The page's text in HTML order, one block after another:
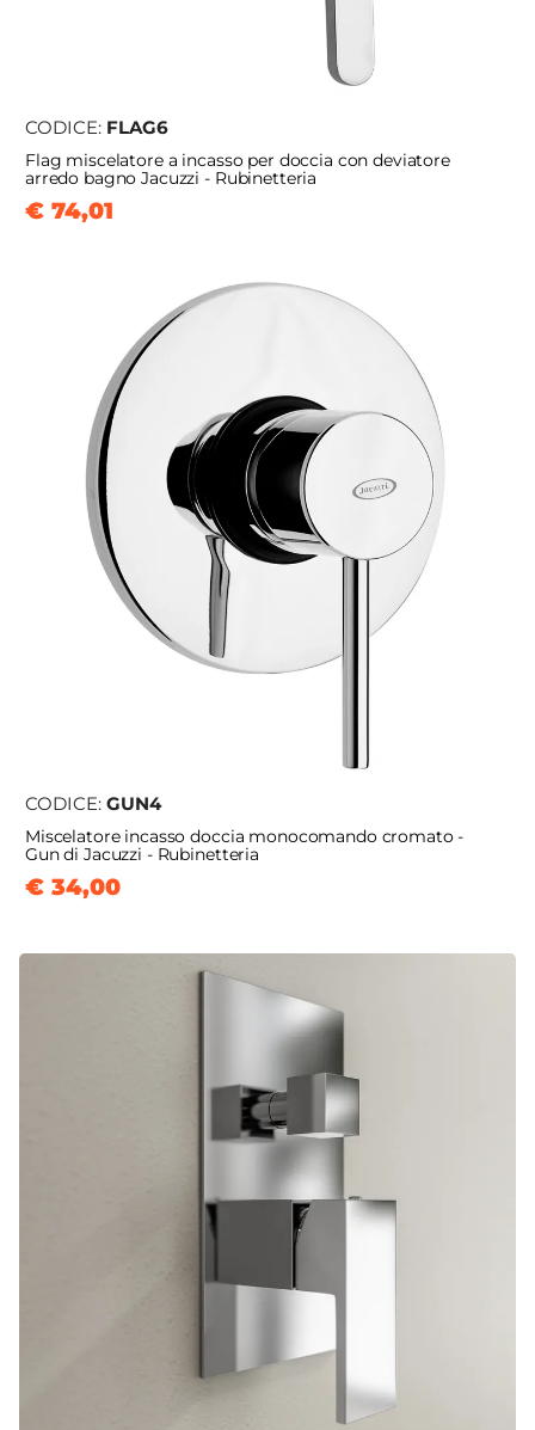
CODICE: FLAG6
Flag miscelatore a incasso per doccia con deviatore
arredo bagno Jacuzzi - Rubinetteria
€ 74,01
CODICE: GUN4
Miscelatore incasso doccia monocomando cromato -
Gun di Jacuzzi - Rubinetteria
€ 34,00